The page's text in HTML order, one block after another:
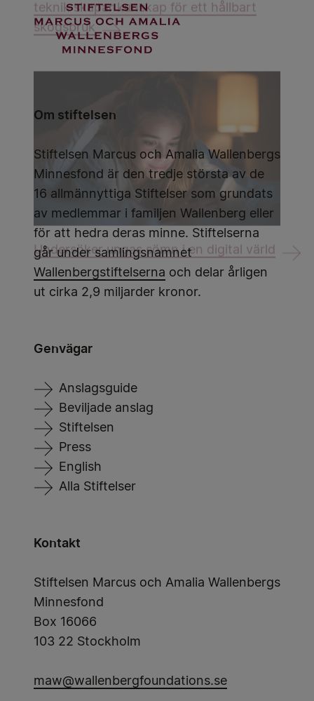
teknik skapar kunskap för ett hållbart
skogsbruk
Undersöker ungas sömn i en digital värld
Om stiftelsen
Stiftelsen Marcus och Amalia Wallenbergs
Minnesfond är den tredje största av de
16 allmännyttiga Stiftelser som grundats
av medlemmar i familjen Wallenberg eller
för att hedra deras minne. Stiftelserna
går under samlingsnamnet
Wallenbergstiftelserna och delar årligen
ut cirka 2,9 miljarder kronor.
Genvägar
Anslagsguide
Beviljade anslag
Stiftelsen
Press
English
Alla Stiftelser
Kontakt
Stiftelsen Marcus och Amalia Wallenbergs
Minnesfond
Box 16066
103 22 Stockholm
maw@wallenbergfoundations.se